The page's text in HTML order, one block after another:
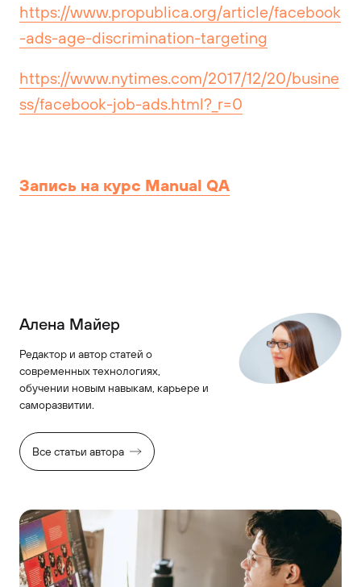
https://www.propublica.org/article/facebook
-ads-age-discrimination-targeting
https://www.nytimes.com/2017/12/20/busine
ss/facebook-job-ads.html?_r=0
Запись на курс Manual QA
Алена Майер
Редактор и автор статей о
современных технологиях,
обучении новым навыкам, карьере и
саморазвитии.
Все статьи автора